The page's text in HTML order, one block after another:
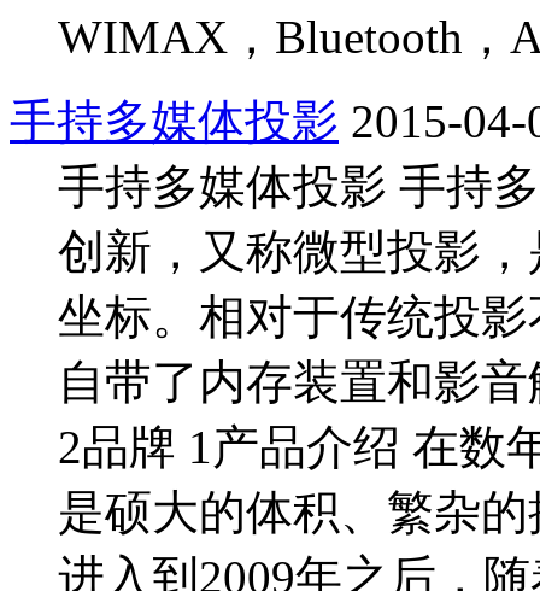
WIMAX，Bluetooth，
手持多媒体投影 2015-
手持多媒体投影 手持
创新，又称微型投影
坐标。相对于传统投
自带了内存装置和影
2品牌 1产品介绍 在数
是硕大的体积、繁杂
进入到2009年之后，